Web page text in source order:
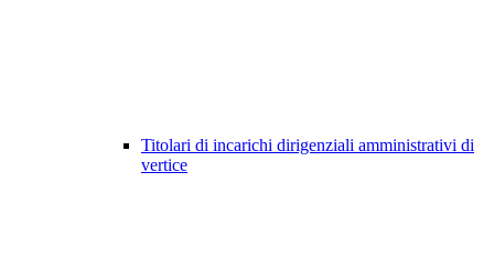
Titolari di incarichi dirigenziali amministrativi di
vertice